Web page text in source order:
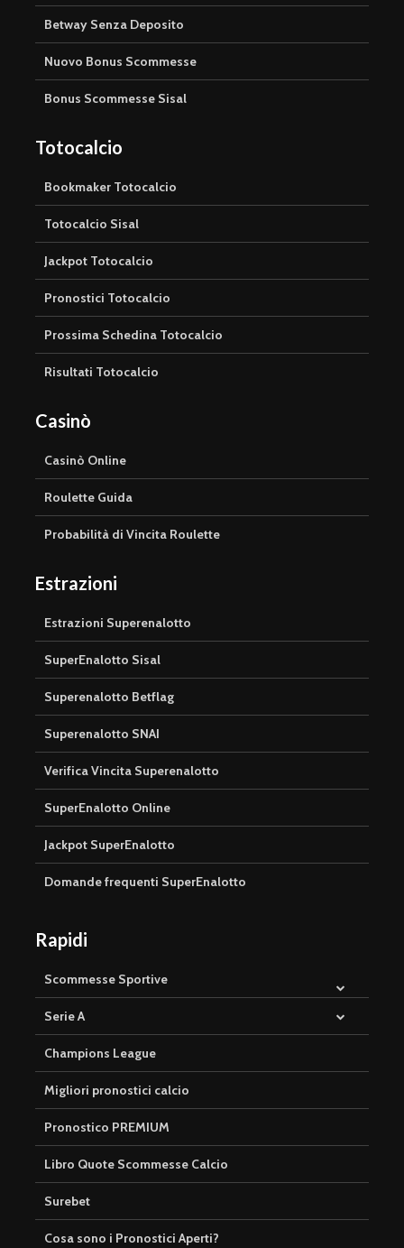
Betway Senza Deposito
Nuovo Bonus Scommesse
Bonus Scommesse Sisal
Totocalcio
Bookmaker Totocalcio
Totocalcio Sisal
Jackpot Totocalcio
Pronostici Totocalcio
Prossima Schedina Totocalcio
Risultati Totocalcio
Casinò
Casinò Online
Roulette Guida
Probabilità di Vincita Roulette
Estrazioni
Estrazioni Superenalotto
SuperEnalotto Sisal
Superenalotto Betflag
Superenalotto SNAI
Verifica Vincita Superenalotto
SuperEnalotto Online
Jackpot SuperEnalotto
Domande frequenti SuperEnalotto
Rapidi
Scommesse Sportive
Serie A
Champions League
Migliori pronostici calcio
Pronostico PREMIUM
Libro Quote Scommesse Calcio
Surebet
Cosa sono i Pronostici Aperti?